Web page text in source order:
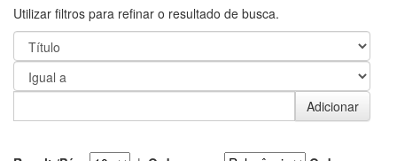
Utilizar filtros para refinar o resultado de busca.